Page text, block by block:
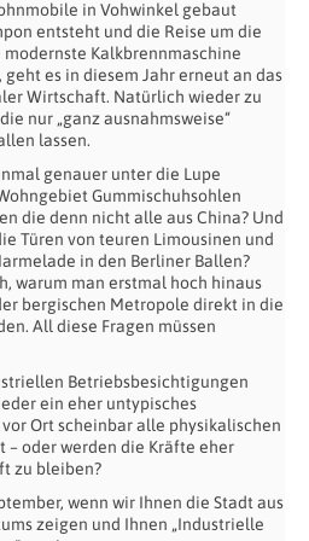
in Vohwinkel gebaut
entsteht und die Reise um die
Kalkbrennmaschine
es in diesem Jahr erneut an das
Wirtschaft. Natürlich wieder zu
nur „ganz ausnahmsweise“
lassen.
genauer unter die Lupe
Gummischuhsohlen
die denn nicht alle aus China? Und
Türen von teuren Limousinen und
in den Berliner Ballen?
warum man erstmal hoch hinaus
bergischen Metropole direkt in die
All diese Fragen müssen
Betriebsbesichtigungen
ein eher untypisches
Ort scheinbar alle physikalischen
– oder werden die Kräfte eher
zu bleiben?
wenn wir Ihnen die Stadt aus
zeigen und Ihnen „Industrielle